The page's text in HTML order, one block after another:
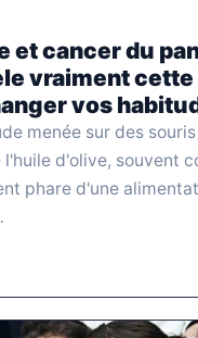
et cancer du
vraiment
vos
menée sur des
d'olive, souvent
phare d'une